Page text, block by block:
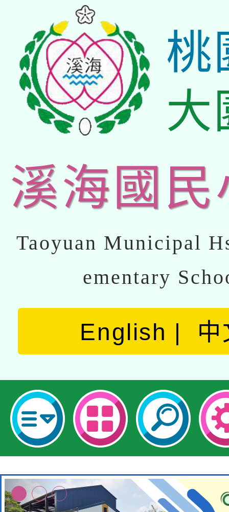
桃
大
溪海國民
Taoyuan Municipal
ementary
English 中